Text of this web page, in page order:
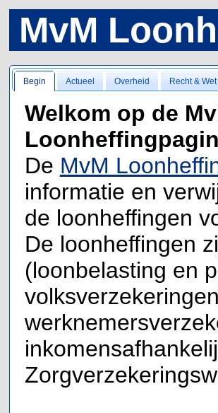
MvM
Begin Actueel Overheid Recht & Wet
Welkom op de
De MvM
informatie en
de loonheffingen
De loonheffingen
(loonbelasting en